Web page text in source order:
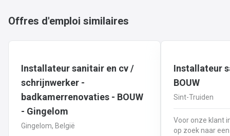
Offres d'emploi similaires
Installateur sanitair en cv /
schrijnwerker -
badkamerrenovaties - BOUW
- Gingelom
Gingelom, België
Installateur
BOUW
Sint-Truiden
Voor onze klant
op zoek naar